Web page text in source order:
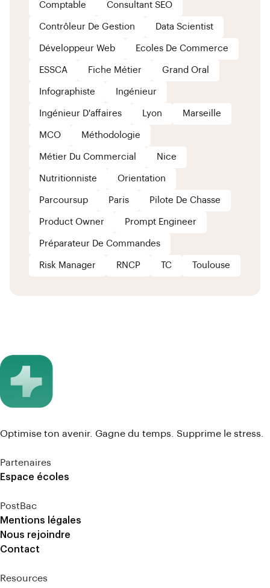
Comptable Consultant SEO
Contrôleur De Gestion Data Scientist
Développeur Web Ecoles De Commerce
ESSCA Fiche Métier Grand Oral
Infographiste Ingénieur
Ingénieur D'affaires Lyon Marseille
MCO Méthodologie
Métier Du Commercial Nice
Nutritionniste Orientation
Parcoursup Paris Pilote De Chasse
Product Owner Prompt Engineer
Préparateur De Commandes
Risk Manager RNCP TC Toulouse
Optimise ton avenir. Gagne du temps. Supprime le stress.
Partenaires
Espace écoles
PostBac
Mentions légales
Nous rejoindre
Contact
Resources